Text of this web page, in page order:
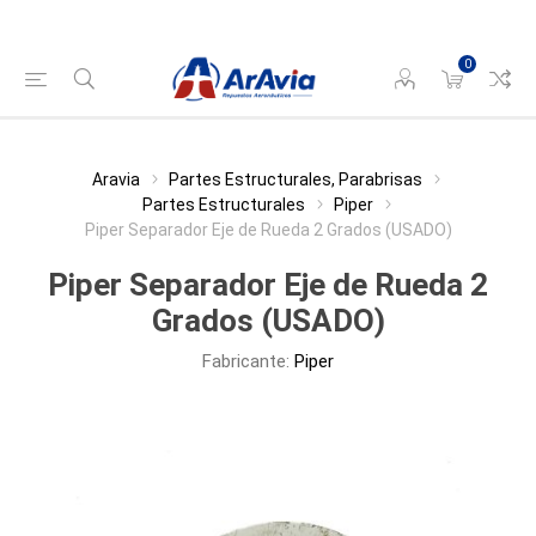
0
Aravia
Partes Estructurales, Parabrisas
Partes Estructurales
Piper
Piper Separador Eje de Rueda 2 Grados (USADO)
Piper Separador Eje de Rueda 2
Grados (USADO)
Fabricante: Piper